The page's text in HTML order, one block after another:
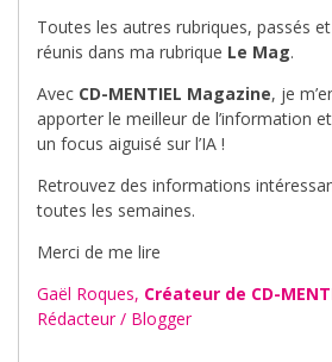
Toutes les autres rubriques, passés
réunis dans ma rubrique Le Mag.
Avec CD-MENTIEL Magazine, je
apporter le meilleur de l’information
un focus aiguisé sur l’IA !
Retrouvez des informations
toutes les semaines.
Merci de me lire
Gaël Roques, Créateur de CD-
Rédacteur / Blogger